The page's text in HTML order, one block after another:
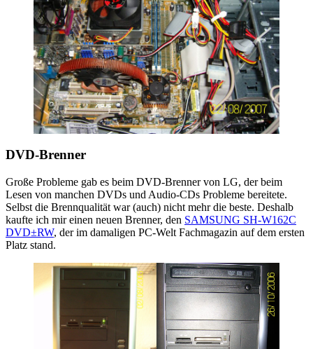
DVD-Brenner
Große Probleme gab es beim DVD-Brenner von LG, der beim
Lesen von manchen DVDs und Audio-CDs Probleme bereitete.
Selbst die Brennqualität war (auch) nicht mehr die beste. Deshalb
kaufte ich mir einen neuen Brenner, den SAMSUNG SH-W162C
DVD±RW, der im damaligen PC-Welt Fachmagazin auf dem ersten
Platz stand.